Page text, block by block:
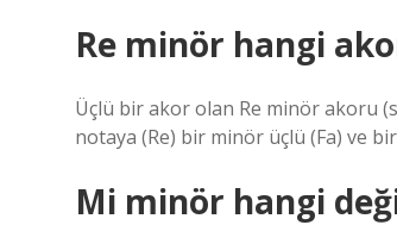
Re minör hangi
Üçlü bir akor olan Re minör akoru
notaya (Re) bir minör üçlü (Fa) ve
Mi minör hangi